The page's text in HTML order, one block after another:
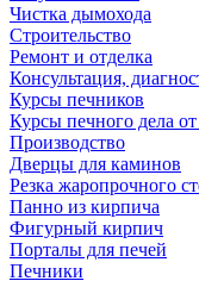
Чистка дымохода
Строительство
Ремонт и отделка
Консультация,
Курсы печников
Курсы печного дела
Производство
Дверцы для каминов
Резка жаропрочного
Панно из кирпича
Фигурный кирпич
Порталы для печей
Печники